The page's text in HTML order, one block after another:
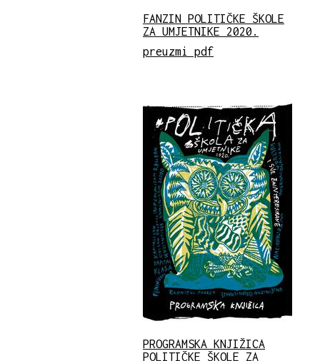
FANZIN POLITIČKE ŠKOLE
ZA UMJETNIKE 2020.
preuzmi pdf
PROGRAMSKA KNJIŽICA
POLITIČKE ŠKOLE ZA